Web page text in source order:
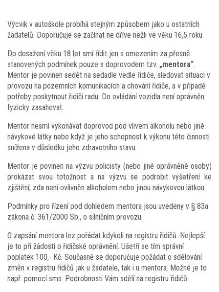
Výcvik v autoškole probíhá stejným způsobem jako u ostatních
žadatelů. Doporučuje se začínat ne dříve nežli ve věku 16,5 roku.
Do dosažení věku 18 let smí řídit jen s omezením za přesně
stanovených podmínek pouze s doprovodem tzv. „mentora“.
Mentor je povinen sedět na sedadle vedle řidiče, sledovat situaci v
provozu na pozemních komunikacích a chování řidiče, a v případě
potřeby poskytnout řidiči radu. Do ovládání vozidla není oprávněn
fyzicky zasahovat.
Mentor nesmí vykonávat doprovod pod vlivem alkoholu nebo jiné
návykové látky nebo když je jeho schopnost k výkonu této činnosti
snížena v důsledku jeho zdravotního stavu.
Mentor je povinen na výzvu policisty (nebo jiné oprávněné osoby)
prokázat svou totožnost a na výzvu se podrobit vyšetření ke
zjištění, zda není ovlivněn alkoholem nebo jinou návykovou látkou.
Podmínky pro řízení pod dohledem mentora jsou uvedeny v § 83a
zákona č. 361/2000 Sb., o silničním provozu.
O zapsání mentora lez pořádat kdykoli na registru řidičů. Nejlepší
je to při žádosti o řidičské oprávnění. Ušetří se tím správní
poplatek 100,- Kč. Současně se doporučuje požádat o sdělování
změn v registru řidičů jak u žadatele, tak i u mentora. Možné je to
např. pomocí sms. Podrobnosti Vám sdělí na registru řidičů.